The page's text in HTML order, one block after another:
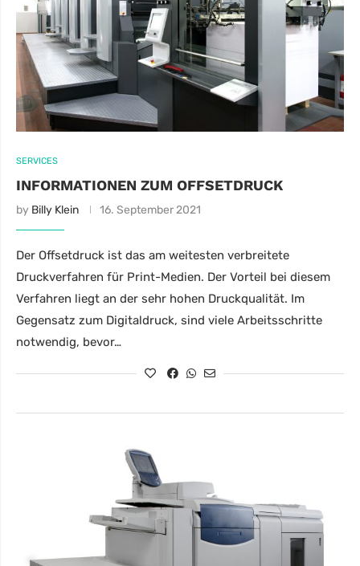
SERVICES
INFORMATIONEN ZUM OFFSETDRUCK
by Billy Klein 16. September 2021
Der Offsetdruck ist das am weitesten verbreitete
Druckverfahren für Print-Medien. Der Vorteil bei diesem
Verfahren liegt an der sehr hohen Druckqualität. Im
Gegensatz zum Digitaldruck, sind viele Arbeitsschritte
notwendig, bevor…